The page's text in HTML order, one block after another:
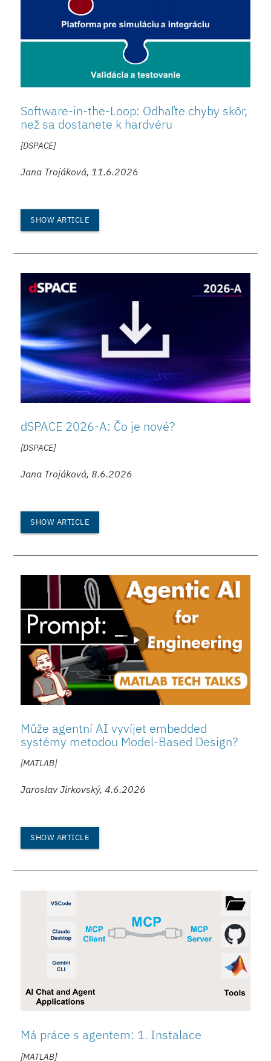
Software-in-the-Loop: Odhaľte chyby skôr,
než sa dostanete k hardvéru
[DSPACE]
Jana Trojáková, 11.6.2026
SHOW ARTICLE
dSPACE 2026-A: Čo je nové?
[DSPACE]
Jana Trojáková, 8.6.2026
SHOW ARTICLE
Může agentní AI vyvíjet embedded
systémy metodou Model-Based Design?
[MATLAB]
Jaroslav Jirkovský, 4.6.2026
SHOW ARTICLE
Má práce s agentem: 1. Instalace
[MATLAB]